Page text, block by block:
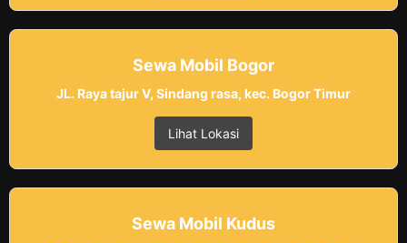
Sewa Mobil Bogor
JL. Raya tajur V, Sindang rasa, kec. Bogor Timur
Lihat Lokasi
Sewa Mobil Kudus